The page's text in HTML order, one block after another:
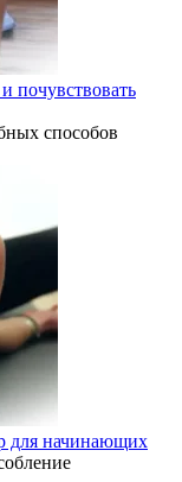
почувствовать
способов
для начинающих